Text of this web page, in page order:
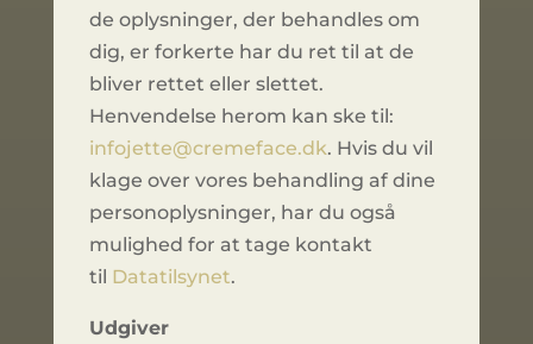
de oplysninger, der behandles om
dig, er forkerte har du ret til at de
bliver rettet eller slettet.
Henvendelse herom kan ske til:
infojette@cremeface.dk. Hvis du vil
klage over vores behandling af dine
personoplysninger, har du også
mulighed for at tage kontakt
til Datatilsynet.
Udgiver